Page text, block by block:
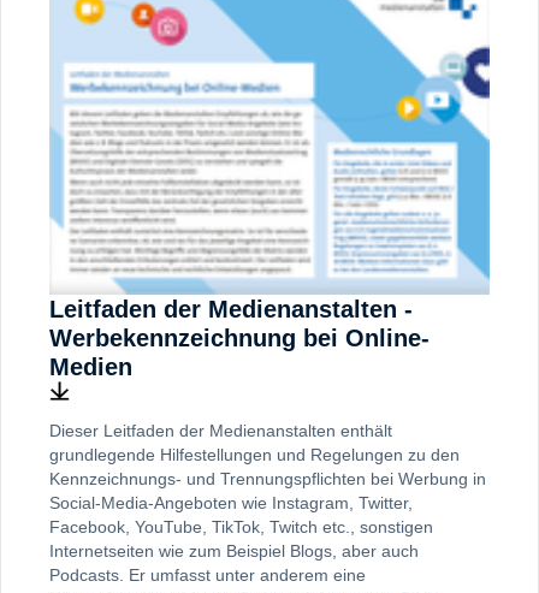
Leitfaden der Medienanstalten -
Werbekennzeichnung bei Online-
Medien
Dieser Leitfaden der Medienanstalten enthält
grundlegende Hilfestellungen und Regelungen zu den
Kennzeichnungs- und Trennungspflichten bei Werbung in
Social-Media-Angeboten wie Instagram, Twitter,
Facebook, YouTube, TikTok, Twitch etc., sonstigen
Internetseiten wie zum Beispiel Blogs, aber auch
Podcasts. Er umfasst unter anderem eine